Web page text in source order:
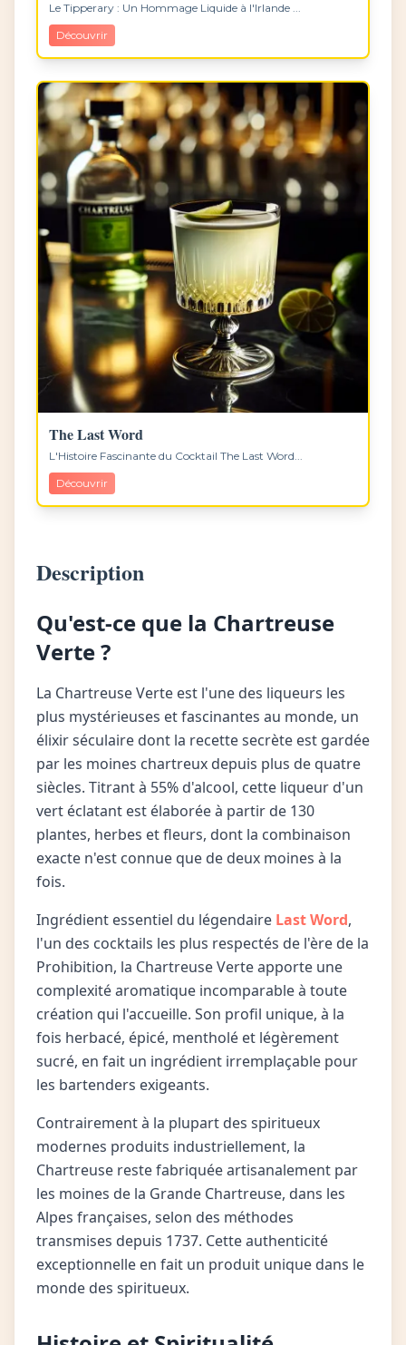
Le Tipperary : Un Hommage Liquide à l'Irlande ...
Découvrir
The Last Word
L'Histoire Fascinante du Cocktail The Last Word...
Découvrir
Description
Qu'est-ce que la Chartreuse
Verte ?
La Chartreuse Verte est l'une des liqueurs les
plus mystérieuses et fascinantes au monde, un
élixir séculaire dont la recette secrète est gardée
par les moines chartreux depuis plus de quatre
siècles. Titrant à 55% d'alcool, cette liqueur d'un
vert éclatant est élaborée à partir de 130
plantes, herbes et fleurs, dont la combinaison
exacte n'est connue que de deux moines à la
fois.
Ingrédient essentiel du légendaire Last Word,
l'un des cocktails les plus respectés de l'ère de la
Prohibition, la Chartreuse Verte apporte une
complexité aromatique incomparable à toute
création qui l'accueille. Son profil unique, à la
fois herbacé, épicé, mentholé et légèrement
sucré, en fait un ingrédient irremplaçable pour
les bartenders exigeants.
Contrairement à la plupart des spiritueux
modernes produits industriellement, la
Chartreuse reste fabriquée artisanalement par
les moines de la Grande Chartreuse, dans les
Alpes françaises, selon des méthodes
transmises depuis 1737. Cette authenticité
exceptionnelle en fait un produit unique dans le
monde des spiritueux.